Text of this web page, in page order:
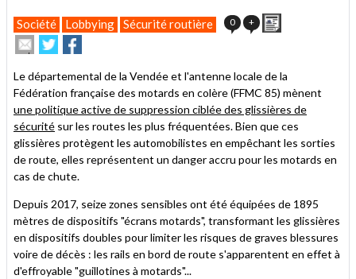
Société Lobbying Sécurité routière 0 +
Envoyer
cet
à
un
ami
Partager
sur
sur
Le départemental de la Vendée et l'antenne locale de la
Fédération française des motards en colère (FFMC 85) mènent
une politique active de suppression ciblée des glissières de
sécurité sur les routes les plus fréquentées. Bien que ces
glissières protègent les automobilistes en empêchant les sorties
de route, elles représentent un danger accru pour les motards en
cas de chute.
Depuis 2017, seize zones sensibles ont été équipées de 1895
mètres de dispositifs "écrans motards", transformant les glissières
en dispositifs doubles pour limiter les risques de graves blessures
voire de décès : les rails en bord de route s'apparentent en effet à
d'effroyable "guillotines à motards"...